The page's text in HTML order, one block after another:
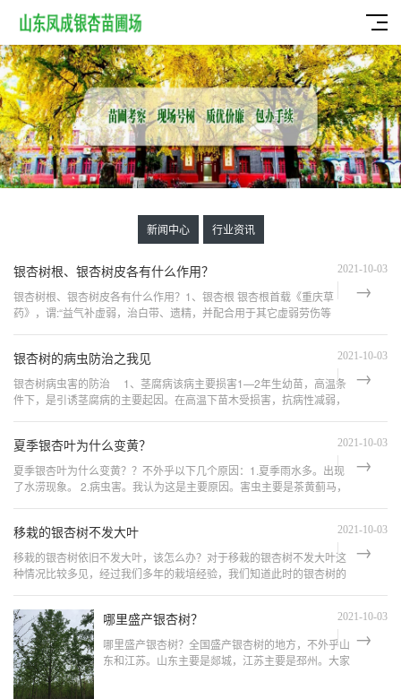
新闻中心 行业资讯
银杏树根、银杏树皮各有什么作用？ 2021-10-03
银杏树根、银杏树皮各有什么作用？1、银杏根 银杏根首载《重庆草
药》，谓:“益气补虚弱，治白带、遗精，并配合用于其它虚弱劳伤等
银杏树的病虫防治之我见 2021-10-03
银杏树病虫害的防治 1、茎腐病该病主要损害1—2年生幼苗，高温条
件下，是引诱茎腐病的主要起因。在高温下苗木受损害，抗病性减弱，
夏季银杏叶为什么变黄？ 2021-10-03
夏季银杏叶为什么变黄？？不外乎以下几个原因：1.夏季雨水多。出现
了水涝现象。 2.病虫害。我认为这是主要原因。害虫主要是茶黄蓟马，
移栽的银杏树不发大叶 2021-10-03
移栽的银杏树依旧不发大叶，该怎么办？对于移栽的银杏树不发大叶这
种情况比较多见，经过我们多年的栽培经验，我们知道此时的银杏树的
哪里盛产银杏树？ 2021-10-03
哪里盛产银杏树？全国盛产银杏树的地方，不外乎山
东和江苏。山东主要是郯城，江苏主要是邳州。大家